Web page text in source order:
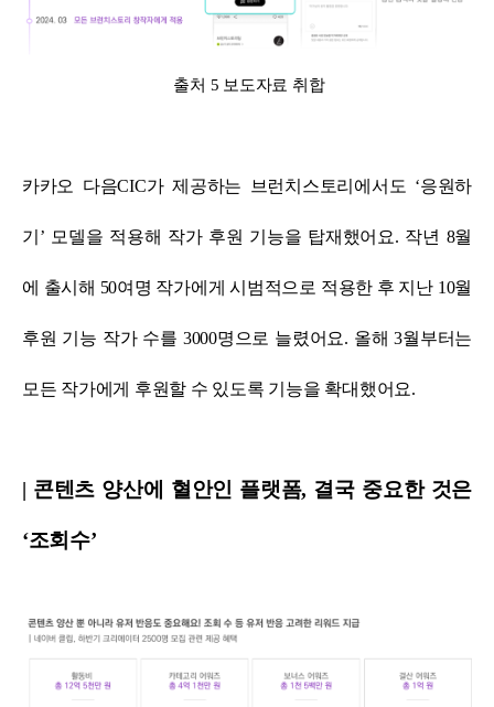
출처 5 보도자료 취합
카카오 다음CIC가 제공하는 브런치스토리에서도 ‘응원하
기’ 모델을 적용해 작가 후원 기능을 탑재했어요. 작년 8월
에 출시해 50여명 작가에게 시범적으로 적용한 후 지난 10월
후원 기능 작가 수를 3000명으로 늘렸어요. 올해 3월부터는
모든 작가에게 후원할 수 있도록 기능을 확대했어요.
| 콘텐츠 양산에 혈안인 플랫폼, 결국 중요한 것은
‘조회수’